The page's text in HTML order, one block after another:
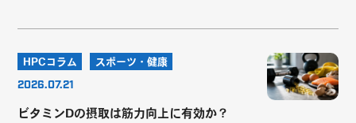
HPCコラム スポーツ・健康
2026.07.21
ビタミンDの摂取は筋力向上に有効か？